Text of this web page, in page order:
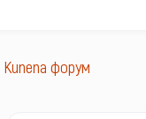
Kunena форум